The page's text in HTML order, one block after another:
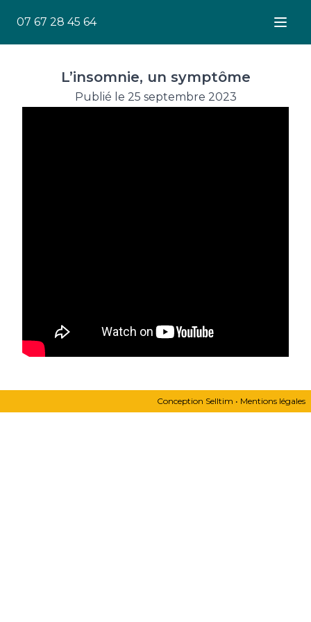
07 67 28 45 64
L’insomnie, un symptôme
Publié le 25 septembre 2023
Conception Selltim • Mentions légales